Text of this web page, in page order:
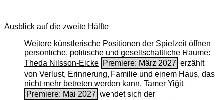
Ausblick auf die zweite Hälfte
Weitere künstlerische Positionen der Spielzeit öffnen
persönliche, politische und gesellschaftliche Räume:
Theda Nilsson-Eicke Premiere: März 2027 erzählt
von Verlust, Erinnerung, Familie und einem Haus, das
nicht mehr betreten werden kann. Tamer Yiğit
Premiere: Mai 2027 wendet sich der